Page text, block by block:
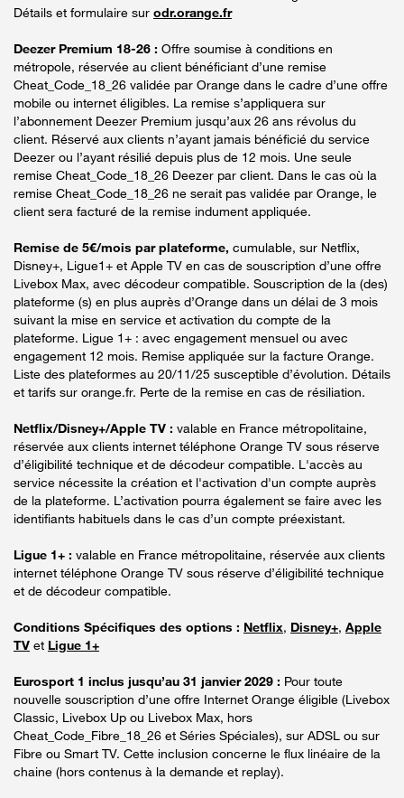
Détails et formulaire sur odr.orange.fr
Deezer Premium 18-26 : Offre soumise à conditions en
métropole, réservée au client bénéficiant d’une remise
Cheat_Code_18_26 validée par Orange dans le cadre d’une offre
mobile ou internet éligibles. La remise s’appliquera sur
l’abonnement Deezer Premium jusqu’aux 26 ans révolus du
client. Réservé aux clients n’ayant jamais bénéficié du service
Deezer ou l’ayant résilié depuis plus de 12 mois. Une seule
remise Cheat_Code_18_26 Deezer par client. Dans le cas où la
remise Cheat_Code_18_26 ne serait pas validée par Orange, le
client sera facturé de la remise indument appliquée.
Remise de 5€/mois par plateforme, cumulable, sur Netflix,
Disney+, Ligue1+ et Apple TV en cas de souscription d’une offre
Livebox Max, avec décodeur compatible. Souscription de la (des)
plateforme (s) en plus auprès d’Orange dans un délai de 3 mois
suivant la mise en service et activation du compte de la
plateforme. Ligue 1+ : avec engagement mensuel ou avec
engagement 12 mois. Remise appliquée sur la facture Orange.
Liste des plateformes au 20/11/25 susceptible d’évolution. Détails
et tarifs sur orange.fr. Perte de la remise en cas de résiliation.
Netflix/Disney+/Apple TV : valable en France métropolitaine,
réservée aux clients internet téléphone Orange TV sous réserve
d’éligibilité technique et de décodeur compatible. L'accès au
service nécessite la création et l'activation d'un compte auprès
de la plateforme. L’activation pourra également se faire avec les
identifiants habituels dans le cas d’un compte préexistant.
Ligue 1+ : valable en France métropolitaine, réservée aux clients
internet téléphone Orange TV sous réserve d’éligibilité technique
et de décodeur compatible.
Conditions Spécifiques des options : Netflix, Disney+, Apple
TV et Ligue 1+
Eurosport 1 inclus jusqu’au 31 janvier 2029 : Pour toute
nouvelle souscription d’une offre Internet Orange éligible (Livebox
Classic, Livebox Up ou Livebox Max, hors
Cheat_Code_Fibre_18_26 et Séries Spéciales), sur ADSL ou sur
Fibre ou Smart TV. Cette inclusion concerne le flux linéaire de la
chaine (hors contenus à la demande et replay).